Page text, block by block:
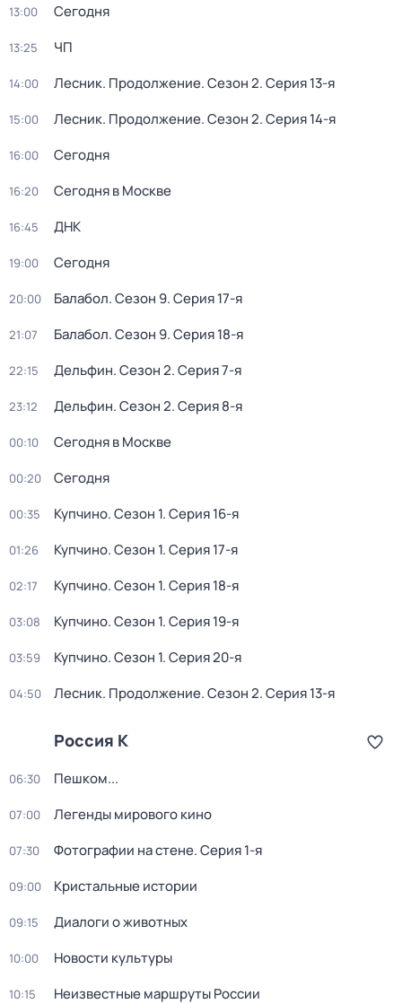
13:00 Сегодня
13:25 ЧП
14:00 Лесник. Продолжение. Сезон 2. Серия 13-я
15:00 Лесник. Продолжение. Сезон 2. Серия 14-я
16:00 Сегодня
16:20 Сегодня в Москве
16:45 ДНК
19:00 Сегодня
20:00 Балабол. Сезон 9. Серия 17-я
21:07 Балабол. Сезон 9. Серия 18-я
22:15 Дельфин. Сезон 2. Серия 7-я
23:12 Дельфин. Сезон 2. Серия 8-я
00:10 Сегодня в Москве
00:20 Сегодня
00:35 Купчино. Сезон 1. Серия 16-я
01:26 Купчино. Сезон 1. Серия 17-я
02:17 Купчино. Сезон 1. Серия 18-я
03:08 Купчино. Сезон 1. Серия 19-я
03:59 Купчино. Сезон 1. Серия 20-я
04:50 Лесник. Продолжение. Сезон 2. Серия 13-я
Россия К
06:30 Пешком...
07:00 Легенды мирового кино
07:30 Фотографии на стене. Серия 1-я
09:00 Кристальные истории
09:15 Диалоги о животных
10:00 Новости культуры
10:15 Неизвестные маршруты России